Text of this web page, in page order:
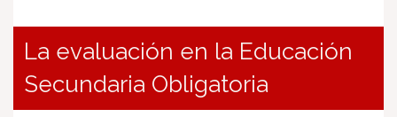
La evaluación en la Educación
Secundaria Obligatoria